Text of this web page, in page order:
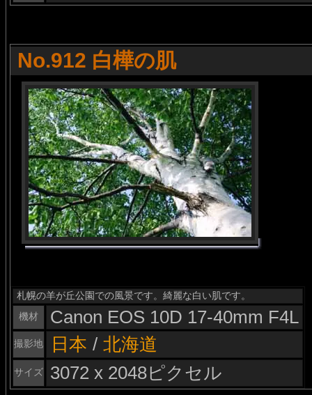
No.912 白樺の肌
札幌の羊が丘公園での風景です。綺麗な白い肌です。
機材
Canon EOS 10D 17-40mm F4L
撮影地 日本 / 北海道
サイズ 3072 x 2048ピクセル